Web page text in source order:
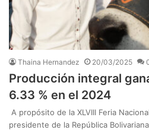
Thaina Hernandez 20/03/2025
Producción integral
6.33 % en el 2024
A propósito de la XLVIII Feria
presidente de la República